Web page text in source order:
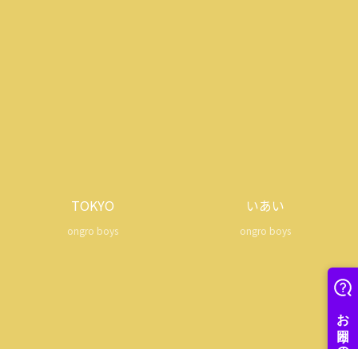
TOKYO
ongro boys
いあい
ongro boys